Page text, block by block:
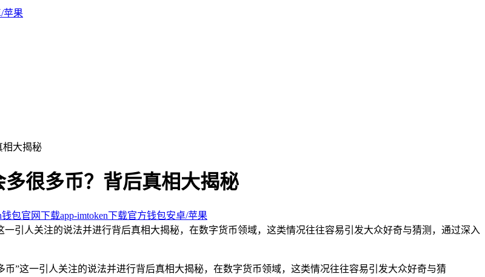
相大揭秘
很多币？背后真相大揭秘
包官网下载app-imtoken下载官方钱包安卓/苹果
引人关注的说法并进行背后真相大揭秘，在数字货币领域，这类情况往往容易引发大众好奇与猜测，通过深入
币”这一引人关注的说法并进行背后真相大揭秘，在数字货币领域，这类情况往往容易引发大众好奇与猜